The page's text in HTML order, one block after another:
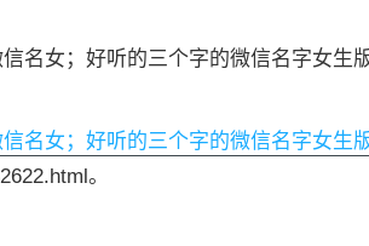
名女；好听的三个字的微信名字女生
名女；好听的三个字的微信名字女生
。